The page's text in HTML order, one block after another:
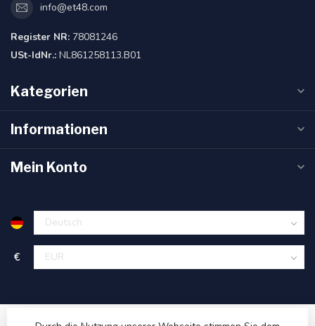
info@et48.com
Register NR: 78081246
USt-IdNr.: NL861258113.B01
Kategorien
Informationen
Mein Konto
€